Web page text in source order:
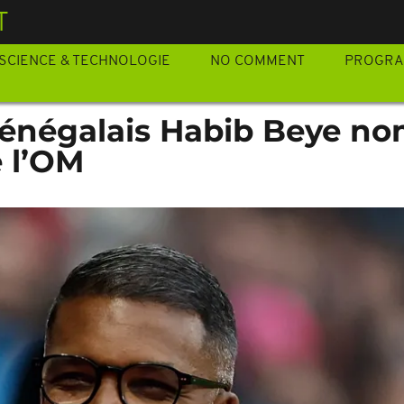
SCIENCE & TECHNOLOGIE NO COMMENT
Habib Beye